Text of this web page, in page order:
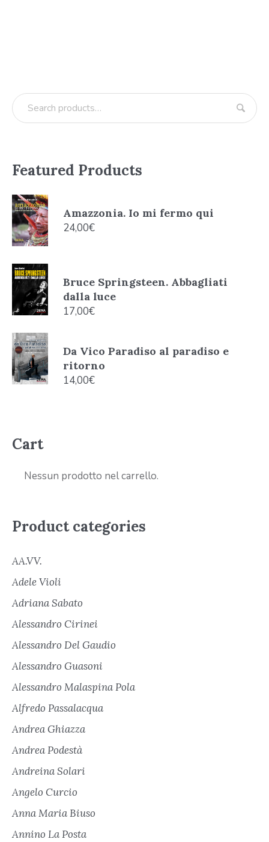
Featured Products
Amazzonia. Io mi fermo qui
24,00€
Bruce Springsteen. Abbagliati
dalla luce
17,00€
Da Vico Paradiso al paradiso e
ritorno
14,00€
Cart
Nessun prodotto nel carrello.
Product categories
AA.VV.
Adele Violi
Adriana Sabato
Alessandro Cirinei
Alessandro Del Gaudio
Alessandro Guasoni
Alessandro Malaspina Pola
Alfredo Passalacqua
Andrea Ghiazza
Andrea Podestà
Andreina Solari
Angelo Curcio
Anna Maria Biuso
Annino La Posta